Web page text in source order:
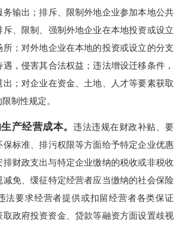
务输出；排斥、限制外地企业参加本地公共
斥、限制、强制外地企业在本地投资或设立
；对外地企业在本地的投资或设立的分支
，侵害其合法权益；违法增设迁移条件，
出；对企业在资金、土地、人才等要素获取
制性规定。
生产经营成本。违法违规在财政补贴、要
保标准、排污权限等方面给予特定企业优惠
财政支出与特定企业缴纳的税收或非税收
减免、缓征特定经营者应当缴纳的社会保险
法要求经营者提供或扣留经营者各类保证
取政府投资资金、贷款等融资方面设置歧视